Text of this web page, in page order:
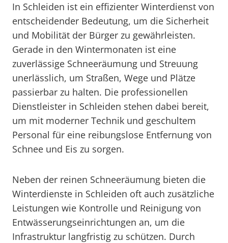
In Schleiden ist ein effizienter Winterdienst von
entscheidender Bedeutung, um die Sicherheit
und Mobilität der Bürger zu gewährleisten.
Gerade in den Wintermonaten ist eine
zuverlässige Schneeräumung und Streuung
unerlässlich, um Straßen, Wege und Plätze
passierbar zu halten. Die professionellen
Dienstleister in Schleiden stehen dabei bereit,
um mit moderner Technik und geschultem
Personal für eine reibungslose Entfernung von
Schnee und Eis zu sorgen.
Neben der reinen Schneeräumung bieten die
Winterdienste in Schleiden oft auch zusätzliche
Leistungen wie Kontrolle und Reinigung von
Entwässerungseinrichtungen an, um die
Infrastruktur langfristig zu schützen. Durch